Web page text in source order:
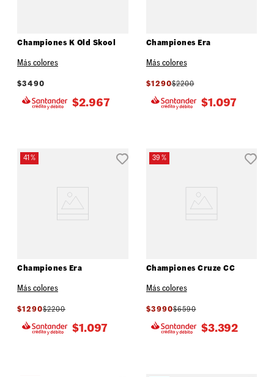
Championes K Old Skool
Más colores
$3490
$2.967
Championes Era
Más colores
$1290$2200
$1.097
41 %
Championes Era
Más colores
$1290$2200
$1.097
39 %
Championes Cruze CC
Más colores
$3990$6590
$3.392